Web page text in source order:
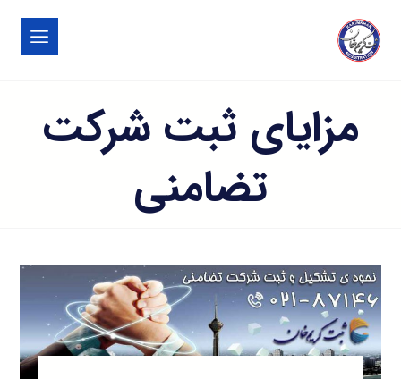
مزایای ثبت شرکت
تضامنی